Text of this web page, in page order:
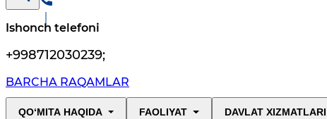
Ishonch telefoni
+998712030239;
BARCHA RAQAMLAR
QO‘MITA HAQIDA FAOLIYAT DAVLAT XIZMATLARI